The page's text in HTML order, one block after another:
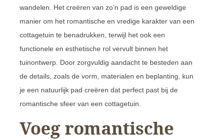
wandelen. Het creëren van zo’n pad is een geweldige
manier om het romantische en vredige karakter van een
cottagetuin te benadrukken, terwijl het ook een
functionele en esthetische rol vervult binnen het
tuinontwerp. Door zorgvuldig aandacht te besteden aan
de details, zoals de vorm, materialen en beplanting, kun
je een natuurlijk pad creëren dat perfect past bij de
romantische sfeer van een cottagetuin.
Voeg romantische